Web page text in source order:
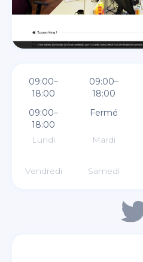
09:00–
18:00
09:00–
18:00
09:00–
18:00
Fermé
Lundi Mardi
Vendredi Samedi